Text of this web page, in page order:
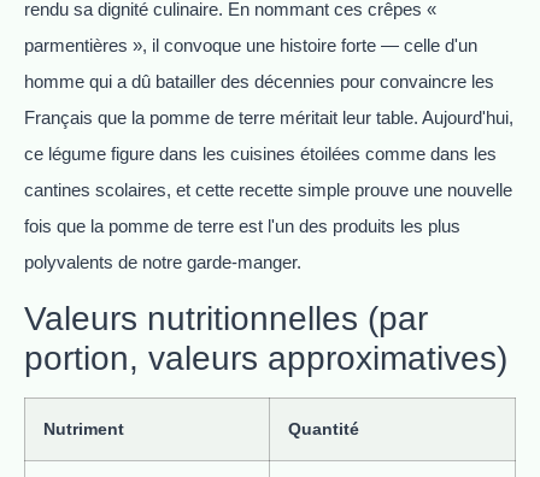
rendu sa dignité culinaire. En nommant ces crêpes «
parmentières », il convoque une histoire forte — celle d'un
homme qui a dû batailler des décennies pour convaincre les
Français que la pomme de terre méritait leur table. Aujourd'hui,
ce légume figure dans les cuisines étoilées comme dans les
cantines scolaires, et cette recette simple prouve une nouvelle
fois que la pomme de terre est l'un des produits les plus
polyvalents de notre garde-manger.
Valeurs nutritionnelles (par
portion, valeurs approximatives)
Nutriment Quantité